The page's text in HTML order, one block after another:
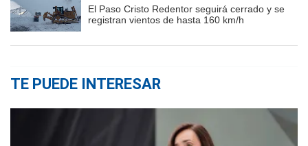
El Paso Cristo Redentor seguirá cerrado y se
registran vientos de hasta 160 km/h
TE PUEDE INTERESAR